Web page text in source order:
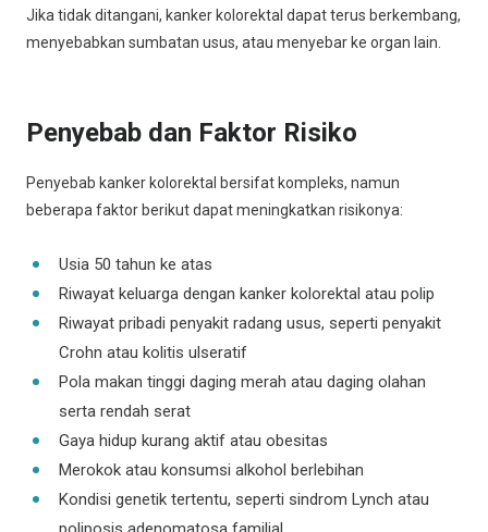
Jika tidak ditangani, kanker kolorektal dapat terus berkembang,
menyebabkan sumbatan usus, atau menyebar ke organ lain.
Penyebab dan Faktor Risiko
Penyebab kanker kolorektal bersifat kompleks, namun
beberapa faktor berikut dapat meningkatkan risikonya:
Usia 50 tahun ke atas
Riwayat keluarga dengan kanker kolorektal atau polip
Riwayat pribadi penyakit radang usus, seperti penyakit
Crohn atau kolitis ulseratif
Pola makan tinggi daging merah atau daging olahan
serta rendah serat
Gaya hidup kurang aktif atau obesitas
Merokok atau konsumsi alkohol berlebihan
Kondisi genetik tertentu, seperti sindrom Lynch atau